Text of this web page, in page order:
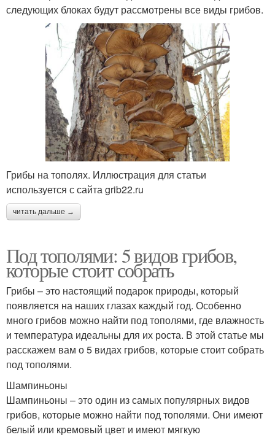
следующих блоках будут рассмотрены все виды грибов.
Грибы на тополях. Иллюстрация для статьи
используется с сайта grib22.ru
читать дальше →
Под тополями: 5 видов грибов,
которые стоит собрать
Грибы – это настоящий подарок природы, который
появляется на наших глазах каждый год. Особенно
много грибов можно найти под тополями, где влажность
и температура идеальны для их роста. В этой статье мы
расскажем вам о 5 видах грибов, которые стоит собрать
под тополями.
Шампиньоны
Шампиньоны – это один из самых популярных видов
грибов, которые можно найти под тополями. Они имеют
белый или кремовый цвет и имеют мягкую